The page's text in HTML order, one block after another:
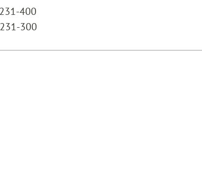
400
300